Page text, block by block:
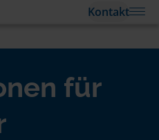
Kontakt
für